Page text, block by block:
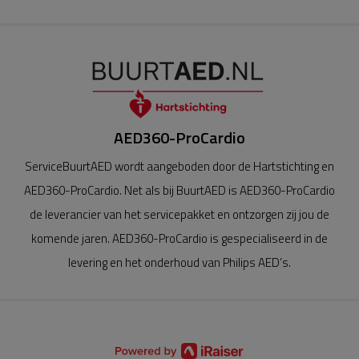
AED360-ProCardio
ServiceBuurtAED wordt aangeboden door de Hartstichting en
AED360-ProCardio. Net als bij BuurtAED is AED360-ProCardio
de leverancier van het servicepakket en ontzorgen zij jou de
komende jaren. AED360-ProCardio is gespecialiseerd in de
levering en het onderhoud van Philips AED’s.